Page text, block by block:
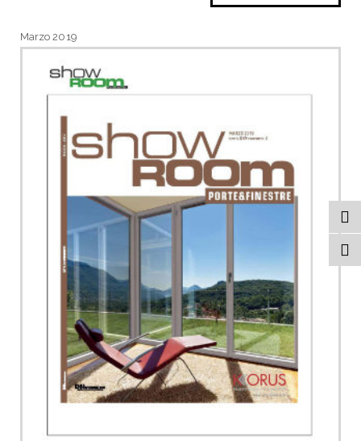
Marzo 2019